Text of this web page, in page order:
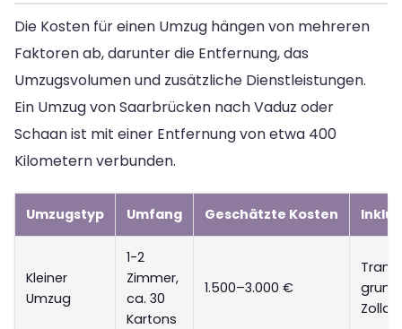
Die Kosten für einen Umzug hängen von mehreren
Faktoren ab, darunter die Entfernung, das
Umzugsvolumen und zusätzliche Dienstleistungen.
Ein Umzug von Saarbrücken nach Vaduz oder
Schaan ist mit einer Entfernung von etwa 400
Kilometern verbunden.
Umzugstyp Umfang Geschätzte Kosten
Kleiner
Umzug
1-2
Zimmer,
ca. 30
Kartons
1.500–3.000 €